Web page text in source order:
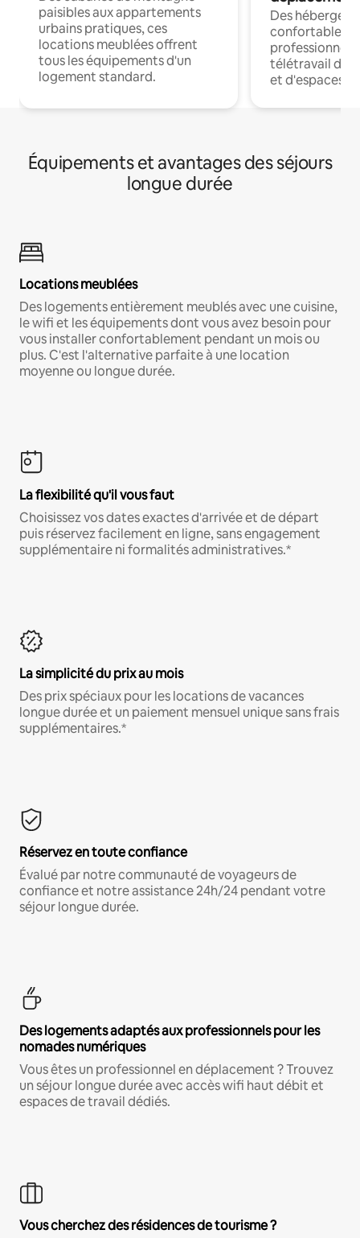
paisibles aux appartements
urbains pratiques, ces
locations meublées offrent
tous les équipements d'un
logement standard.
Des
confortables
professionnels
télétravail
et d'espaces
Équipements et avantages des séjours
longue durée
Locations meublées
Des logements entièrement meublés avec une cuisine,
le wifi et les équipements dont vous avez besoin pour
vous installer confortablement pendant un mois ou
plus. C'est l'alternative parfaite à une location
moyenne ou longue durée.
La flexibilité qu'il vous faut
Choisissez vos dates exactes d'arrivée et de départ
puis réservez facilement en ligne, sans engagement
supplémentaire ni formalités administratives.*
La simplicité du prix au mois
Des prix spéciaux pour les locations de vacances
longue durée et un paiement mensuel unique sans frais
supplémentaires.*
Réservez en toute confiance
Évalué par notre communauté de voyageurs de
confiance et notre assistance 24h/24 pendant votre
séjour longue durée.
Des logements adaptés aux professionnels pour les
nomades numériques
Vous êtes un professionnel en déplacement ? Trouvez
un séjour longue durée avec accès wifi haut débit et
espaces de travail dédiés.
Vous cherchez des résidences de tourisme ?